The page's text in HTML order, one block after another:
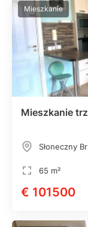
Mieszkanie
Mieszkanie
Słoneczny
65 m²
€ 101500